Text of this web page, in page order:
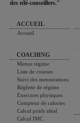
des télé-conseillers."
ACCUEIL
Accueil
COACHING
Menus régime
Liste de courses
Suivi des mensurations
Réglette de régime
Exercices physiques
Compteur de calories
Calcul poids idéal
Calcul IMC